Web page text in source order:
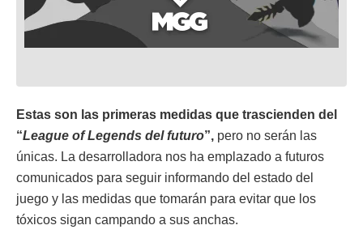
Estas son las primeras medidas que trascienden del
“League of Legends del futuro”, pero no serán las
únicas. La desarrolladora nos ha emplazado a futuros
comunicados para seguir informando del estado del
juego y las medidas que tomarán para evitar que los
tóxicos sigan campando a sus anchas.